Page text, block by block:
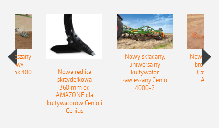
Tyrok 400
Nowa redlica
skrzydełkowa
360 mm od
AMAZONE dla
kultywatorów Cenio i
Cenius
Nowy składany,
uniwersalny
kultywator
zawieszany Cenio
4000-2
Nowe
brony